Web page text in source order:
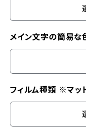
メイン文字の簡易
フィルム種類 ※マッ